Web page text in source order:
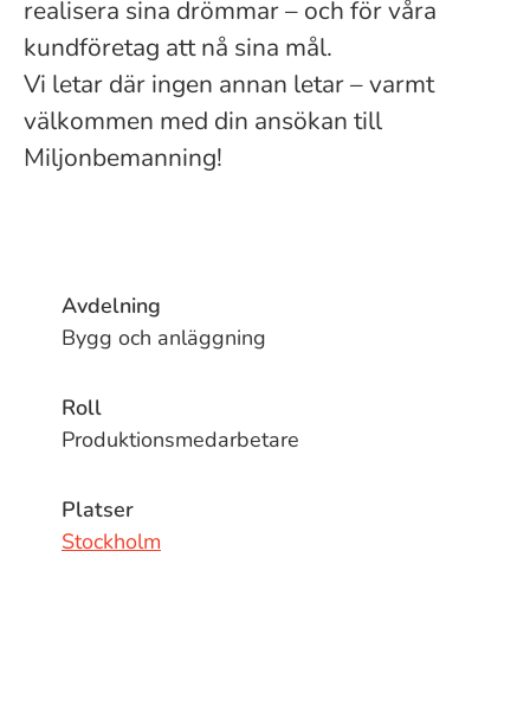
realisera sina drömmar – och för våra
kundföretag att nå sina mål.
Vi letar där ingen annan letar – varmt
välkommen med din ansökan till
Miljonbemanning!
Avdelning
Bygg och anläggning
Roll
Produktionsmedarbetare
Platser
Stockholm